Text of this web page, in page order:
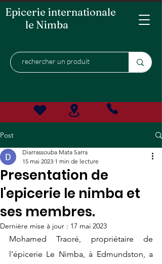
Epicerie internationale
le Nimba
Post
Presentation de
l'epicerie le nimba et
ses membres.
Diarrassouba Mata Sarra
15 mai 2023 1 min de lecture
Dernière mise à jour : 17 mai 2023
Mohamed Traoré, propriétaire de
l’épicerie Le Nimba, à Edmundston, a